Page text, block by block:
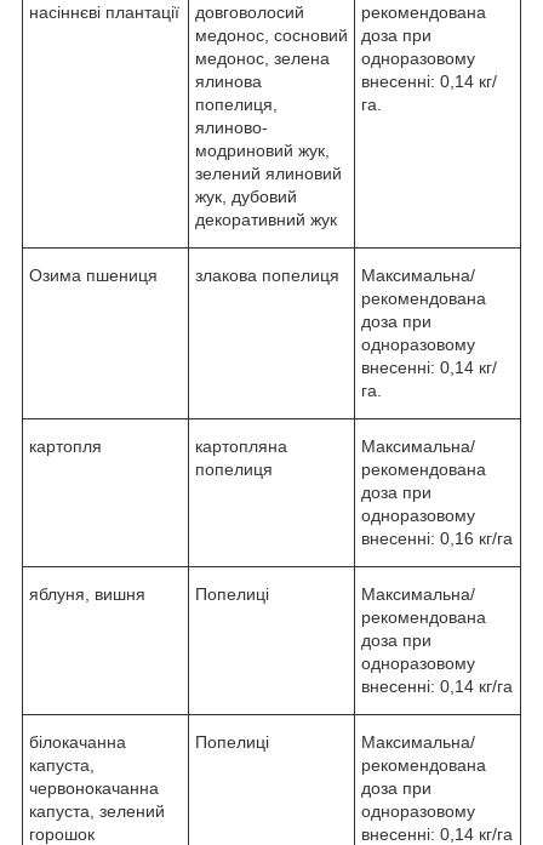
насіннєві плантації
довговолосий
медонос, сосновий
медонос, зелена
ялинова
попелиця,
ялиново-
модриновий жук,
зелений ялиновий
жук, дубовий
декоративний жук
рекомендована
доза при
одноразовому
внесенні: 0,14 кг/
га.
Озима пшениця злакова попелиця
Максимальна/
рекомендована
доза при
одноразовому
внесенні: 0,14 кг/
га.
картопля
картопляна
попелиця
Максимальна/
рекомендована
доза при
одноразовому
внесенні: 0,16 кг/га
яблуня, вишня Попелиці
Максимальна/
рекомендована
доза при
одноразовому
внесенні: 0,14 кг/га
білокачанна
капуста,
червонокачанна
капуста, зелений
горошок
Попелиці
Максимальна/
рекомендована
доза при
одноразовому
внесенні: 0,14 кг/га